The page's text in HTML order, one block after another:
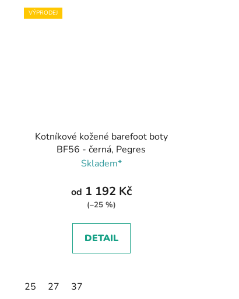
VÝPRODEJ
Kotníkové kožené barefoot boty
BF56 - černá, Pegres
Skladem*
od 1 192 Kč
(–25 %)
DETAIL
25 27 37